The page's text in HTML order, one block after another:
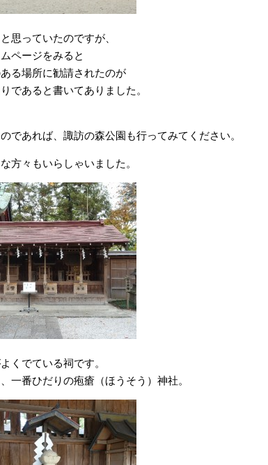
思っていたのですが、
ページをみると
る場所に勧請されたのが
であると書いてありました。
であれば、諏訪の森公園も行ってみてください。
方々もいらしゃいました。
くでている祠です。
一番ひだりの疱瘡（ほうそう）神社。